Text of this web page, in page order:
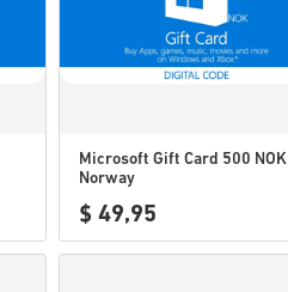
Microsoft Gift Card 500 NOK
Norway
$ 49,95